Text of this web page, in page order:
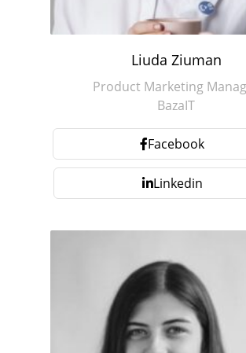
Liuda Ziuman
Product Marketing
BazaIT
Facebook
Linkedin